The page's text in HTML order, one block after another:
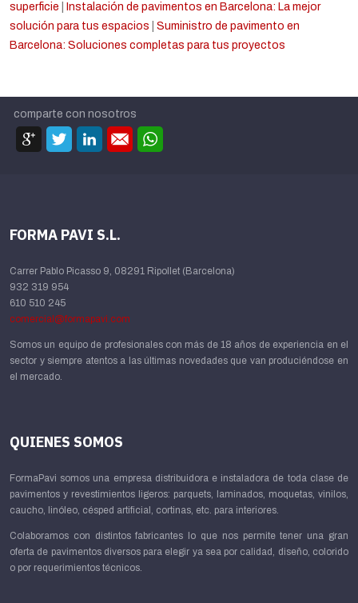
superficie
Instalación de pavimentos en Barcelona: La mejor
solución para tus espacios
Suministro de pavimento en
Barcelona: Soluciones completas para tus proyectos
comparte con nosotros
FORMA PAVI S.L.
Carrer Pablo Picasso 9, 08291 Ripollet (Barcelona)
932 319 954
610 510 245
comercial@formapavi.com
Somos un equipo de profesionales con más de 18 años de experiencia en el
sector y siempre atentos a las últimas novedades que van produciéndose en
el mercado.
QUIENES SOMOS
FormaPavi somos una empresa distribuidora e instaladora de toda clase de
pavimentos y revestimientos ligeros: parquets, laminados, moquetas, vinilos,
caucho, linóleo, césped artificial, cortinas, etc. para interiores.
Colaboramos con distintos fabricantes lo que nos permite tener una gran
oferta de pavimentos diversos para elegir ya sea por calidad, diseño, colorido
o por requerimientos técnicos.